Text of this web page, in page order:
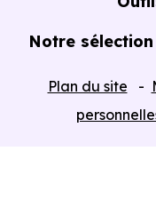
Notre
Plan du site